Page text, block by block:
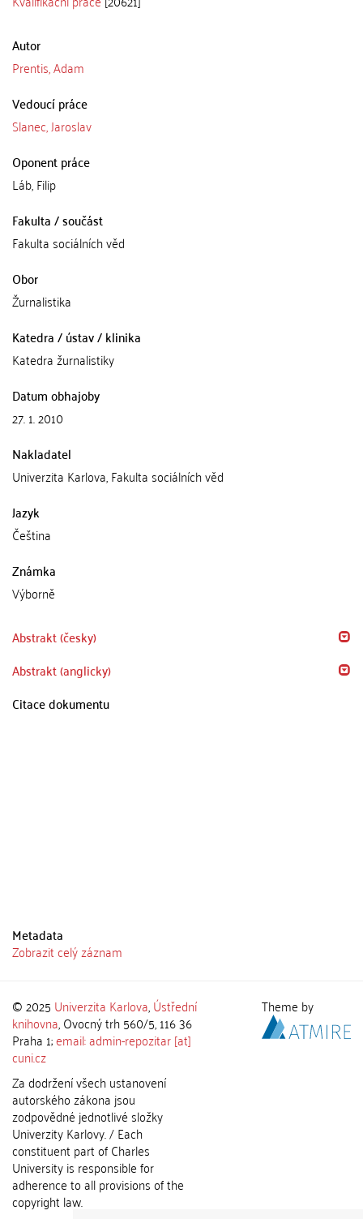
Autor
Prentis, Adam
Vedoucí práce
Slanec, Jaroslav
Oponent práce
Láb, Filip
Fakulta / součást
Fakulta sociálních věd
Obor
Žurnalistika
Katedra / ústav / klinika
Katedra žurnalistiky
Datum obhajoby
27. 1. 2010
Nakladatel
Univerzita Karlova, Fakulta sociálních věd
Jazyk
Čeština
Známka
Výborně
Abstrakt (česky)
Abstrakt (anglicky)
Citace dokumentu
Metadata
Zobrazit celý záznam
© 2025 Univerzita Karlova,Ústřední
knihovna, Ovocný trh 560/5, 116 36
Praha 1;email: admin-repozitar [at]
cuni.cz
Za dodržení všech ustanovení
autorského zákona jsou
zodpovědné jednotlivé složky
Univerzity Karlovy. / Each
constituent part of Charles
University is responsible for
adherence to all provisions of the
copyright law.
Theme by